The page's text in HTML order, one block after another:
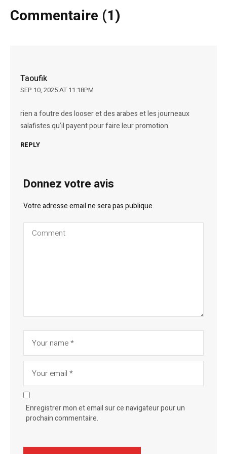
Commentaire (1)
Taoufik
SEP 10, 2025 AT 11:18PM
rien a foutre des looser et des arabes et les journeaux
salafistes qu’il payent pour faire leur promotion
REPLY
Donnez votre avis
Votre adresse email ne sera pas publique.
Enregistrer mon et email sur ce navigateur pour un
prochain commentaire.